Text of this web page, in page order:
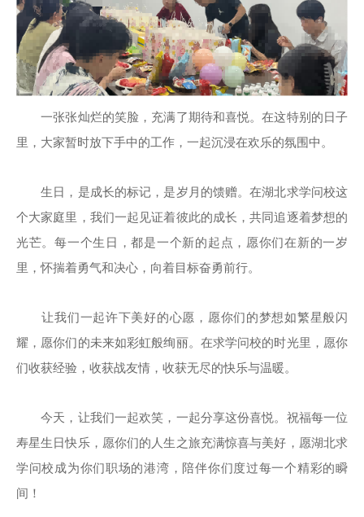
一张张灿烂的笑脸，充满了期待和喜悦。在这特别的日子
里，大家暂时放下手中的工作，一起沉浸在欢乐的氛围中。
生日，是成长的标记，是岁月的馈赠。在湖北求学问校这
个大家庭里，我们一起见证着彼此的成长，共同追逐着梦想的
光芒。每一个生日，都是一个新的起点，愿你们在新的一岁
里，怀揣着勇气和决心，向着目标奋勇前行。
让我们一起许下美好的心愿，愿你们的梦想如繁星般闪
耀，愿你们的未来如彩虹般绚丽。在求学问校的时光里，愿你
们收获经验，收获战友情，收获无尽的快乐与温暖。
今天，让我们一起欢笑，一起分享这份喜悦。祝福每一位
寿星生日快乐，愿你们的人生之旅充满惊喜与美好，愿湖北求
学问校成为你们职场的港湾，陪伴你们度过每一个精彩的瞬
间！